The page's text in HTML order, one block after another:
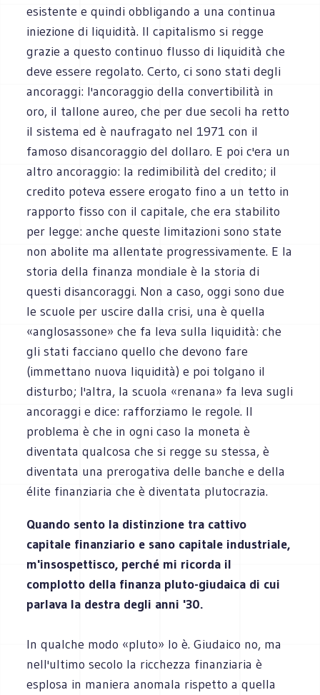
esistente e quindi obbligando a una continua
iniezione di liquidità. Il capitalismo si regge
grazie a questo continuo flusso di liquidità che
deve essere regolato. Certo, ci sono stati degli
ancoraggi: l'ancoraggio della convertibilità in
oro, il tallone aureo, che per due secoli ha retto
il sistema ed è naufragato nel 1971 con il
famoso disancoraggio del dollaro. E poi c'era un
altro ancoraggio: la redimibilità del credito; il
credito poteva essere erogato fino a un tetto in
rapporto fisso con il capitale, che era stabilito
per legge: anche queste limitazioni sono state
non abolite ma allentate progressivamente. E la
storia della finanza mondiale è la storia di
questi disancoraggi. Non a caso, oggi sono due
le scuole per uscire dalla crisi, una è quella
«anglosassone» che fa leva sulla liquidità: che
gli stati facciano quello che devono fare
(immettano nuova liquidità) e poi tolgano il
disturbo; l'altra, la scuola «renana» fa leva sugli
ancoraggi e dice: rafforziamo le regole. Il
problema è che in ogni caso la moneta è
diventata qualcosa che si regge su stessa, è
diventata una prerogativa delle banche e della
élite finanziaria che è diventata plutocrazia.
Quando sento la distinzione tra cattivo
capitale finanziario e sano capitale industriale,
m'insospettisco, perché mi ricorda il
complotto della finanza pluto-giudaica di cui
parlava la destra degli anni '30.
In qualche modo «pluto» lo è. Giudaico no, ma
nell'ultimo secolo la ricchezza finanziaria è
esplosa in maniera anomala rispetto a quella